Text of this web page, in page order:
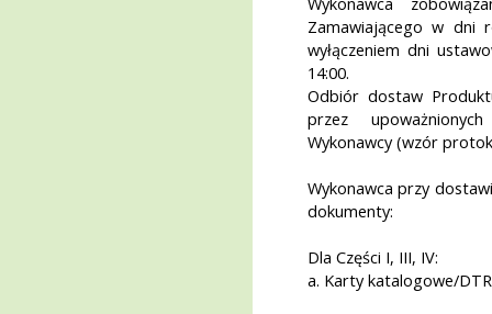
Zamawiającego w dni
wyłączeniem dni
14:00.
Odbiór dostaw
przez
Wykonawcy (wzór
Wykonawca przy
dokumenty:
Dla Części I, III, IV:
a. Karty katalogowe/